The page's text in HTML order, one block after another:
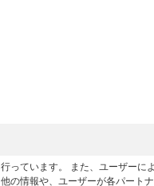
っています。 また、ユーザーに
の情報や、ユーザーが各パート